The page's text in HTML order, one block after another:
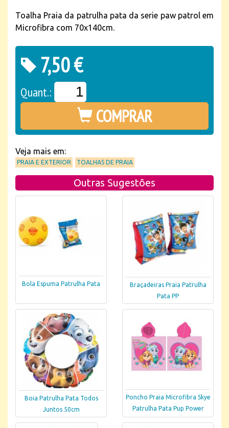
Toalha Praia da patrulha pata da serie paw patrol em
Microfibra com 70x140cm.
7,50 €
Quant.:
COMPRAR
Veja mais em:
PRAIA E EXTERIOR TOALHAS DE PRAIA
Outras Sugestões
Bola Espuma Patrulha Pata
Braçadeiras Praia Patrulha
Pata PP
Boia Patrulha Pata Todos
Juntos 50cm
Poncho Praia Microfibra Skye
Patrulha Pata Pup Power